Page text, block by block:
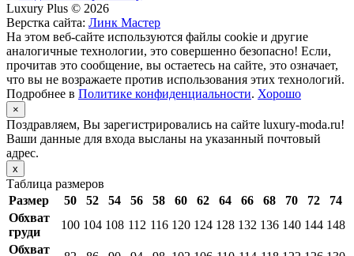
Luxury Plus © 2026
Верстка сайта: Линк Мастер
На этом веб-сайте используются файлы cookie и другие
аналогичные технологии, это совершенно безопасно! Если,
прочитав это сообщение, вы остаетесь на сайте, это означает,
что вы не возражаете против использования этих технологий.
Подробнее в Политике конфиденциальности. Хорошо
×
Поздравляем, Вы зарегистрировались на сайте luxury-moda.ru!
Ваши данные для входа высланы на указанный почтовый
адрес.
x
Таблица размеров
Размер
50 52 54 56 58 60 62 64 66 68 70 72
74
Обхват
груди
100 104 108 112 116 120 124 128 132 136 140 144 148
Обхват